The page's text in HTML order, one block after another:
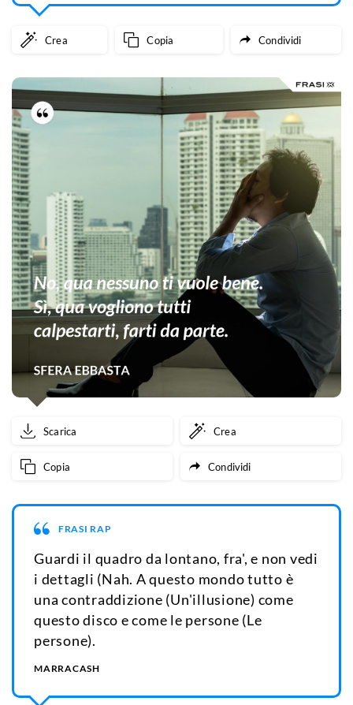
Crea Copia Condividi
Scarica Crea
Copia Condividi
FRASI RAP
Guardi il quadro da lontano, fra', e non vedi
i dettagli (Nah. A questo mondo tutto è
una contraddizione (Un'illusione) come
questo disco e come le persone (Le
persone).
MARRACASH